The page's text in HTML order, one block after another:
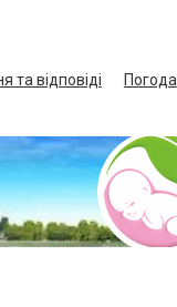
та відповіді
Погода